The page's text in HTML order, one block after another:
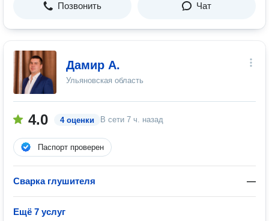
Позвонить Чат
Дамир А.
Ульяновская область
4.0 4 оценки В сети 7 ч. назад
Паспорт проверен
Сварка глушителя —
Ещё 7 услуг